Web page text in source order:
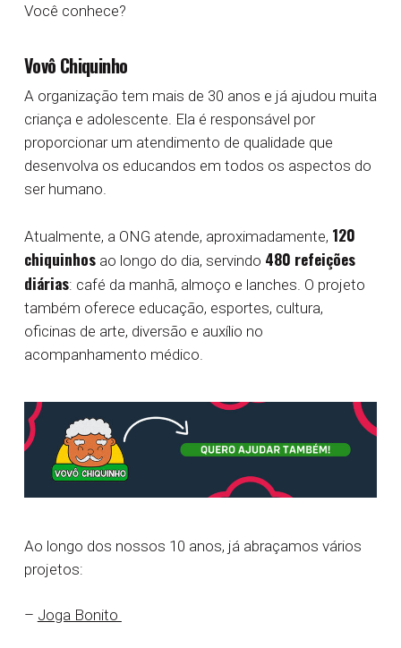
Você conhece?
Vovô Chiquinho
A organização tem mais de 30 anos e já ajudou muita
criança e adolescente. Ela é responsável por
proporcionar um atendimento de qualidade que
desenvolva os educandos em todos os aspectos do
ser humano.
Atualmente, a ONG atende, aproximadamente, 120
chiquinhosao longo do dia, servindo 480 refeições
diárias: café da manhã, almoço e lanches. O projeto
também oferece educação, esportes, cultura,
oficinas de arte, diversão e auxílio no
acompanhamento médico.
Ao longo dos nossos 10 anos, já abraçamos vários
projetos:
– Joga Bonito